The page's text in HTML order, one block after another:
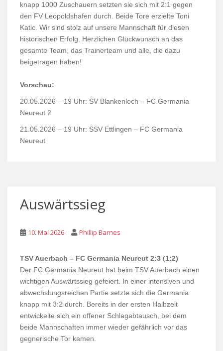
knapp 1000 Zuschauern setzten sie sich mit 2:1 gegen
den FV Leopoldshafen durch. Beide Tore erzielte Toni
Katic. Wir sind stolz auf unsere Mannschaft für diesen
historischen Erfolg. Herzlichen Glückwunsch an das
gesamte Team, das Trainerteam und alle, die dazu
beigetragen haben!
Vorschau:
20.05.2026 – 19 Uhr: SV Blankenloch – FC Germania
Neureut 2
21.05.2026 – 19 Uhr: SSV Ettlingen – FC Germania
Neureut
Auswärtssieg
10. Mai 2026 Phillip Barnes
TSV Auerbach – FC Germania Neureut 2:3 (1:2)
Der FC Germania Neureut hat beim TSV Auerbach einen
wichtigen Auswärtssieg gefeiert. In einer intensiven und
abwechslungsreichen Partie setzte sich die Germania
knapp mit 3:2 durch. Bereits in der ersten Halbzeit
entwickelte sich ein offener Schlagabtausch, bei dem
beide Mannschaften immer wieder gefährlich vor das
gegnerische Tor kamen.